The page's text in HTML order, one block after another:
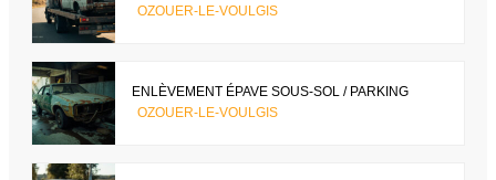
OZOUER-LE-VOULGIS
ENLÈVEMENT ÉPAVE SOUS-SOL / PARKING
OZOUER-LE-VOULGIS